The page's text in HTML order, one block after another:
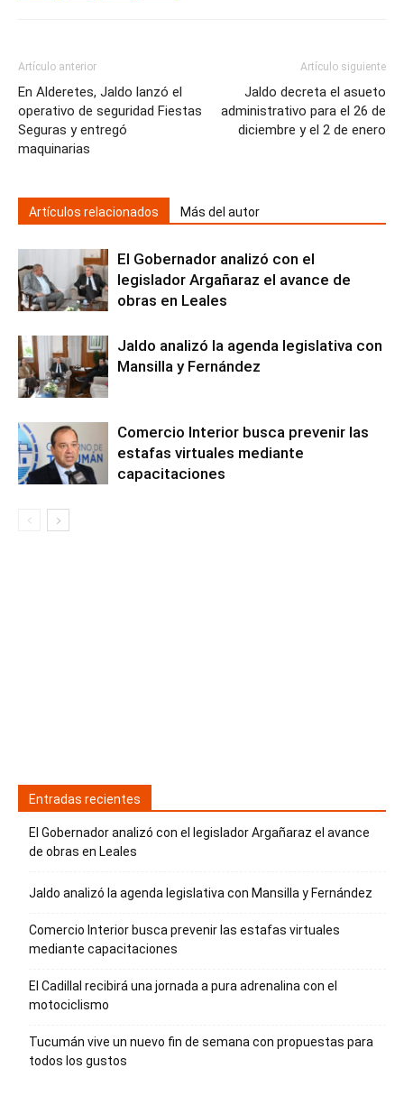
Artículo anterior
En Alderetes, Jaldo lanzó el
operativo de seguridad Fiestas
Seguras y entregó
maquinarias
Artículo siguiente
Jaldo decreta el asueto
administrativo para el 26 de
diciembre y el 2 de enero
Artículos relacionados Más del autor
El Gobernador analizó con el
legislador Argañaraz el avance de
obras en Leales
Jaldo analizó la agenda legislativa con
Mansilla y Fernández
Comercio Interior busca prevenir las
estafas virtuales mediante
capacitaciones
Entradas recientes
El Gobernador analizó con el legislador Argañaraz el avance
de obras en Leales
Jaldo analizó la agenda legislativa con Mansilla y Fernández
Comercio Interior busca prevenir las estafas virtuales
mediante capacitaciones
El Cadillal recibirá una jornada a pura adrenalina con el
motociclismo
Tucumán vive un nuevo fin de semana con propuestas para
todos los gustos